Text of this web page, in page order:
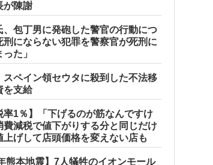
が陳謝
、包丁男に発砲した警官の行動につ
刑にならない犯罪を警察官が死刑に
た」
スペイン領セウタに殺到した不法移
を支給
率1％】「下げるのが筋なんですけ
減税で値下がりする分と同じだけ
上げして店頭価格を変えない店も
熊本地震】7人犠牲のイオンモール